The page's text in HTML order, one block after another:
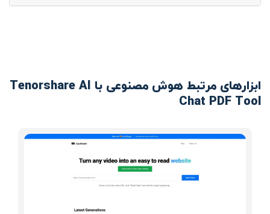
ابزارهای مرتبط هوش مصنوعی با Tenorshare AI
Chat PDF Tool